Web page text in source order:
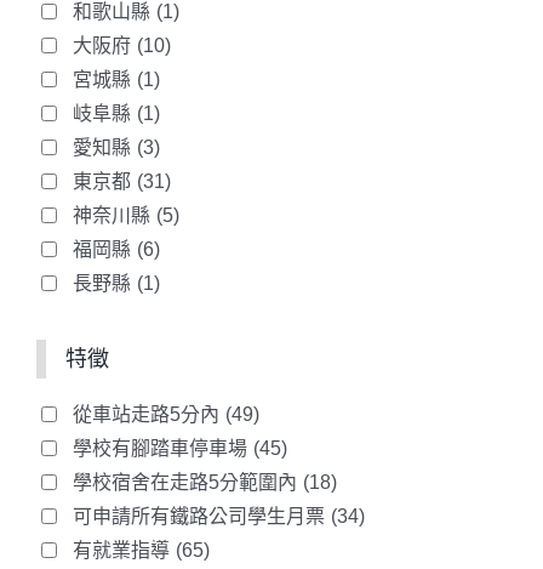
和歌山縣 (1)
大阪府 (10)
宮城縣 (1)
岐阜縣 (1)
愛知縣 (3)
東京都 (31)
神奈川縣 (5)
福岡縣 (6)
長野縣 (1)
特徵
從車站走路5分內 (49)
學校有腳踏車停車場 (45)
學校宿舍在走路5分範圍內 (18)
可申請所有鐵路公司學生月票 (34)
有就業指導 (65)